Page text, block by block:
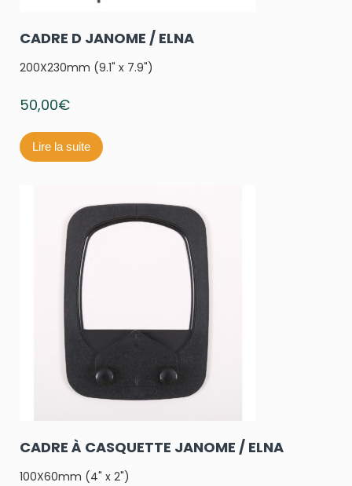
CADRE D JANOME / ELNA
200X230mm (9.1" x 7.9")
50,00€
Lire la suite
CADRE À CASQUETTE JANOME / ELNA
100X60mm (4" x 2")